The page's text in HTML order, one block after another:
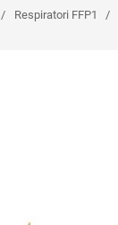
/ Respiratori FFP1 /